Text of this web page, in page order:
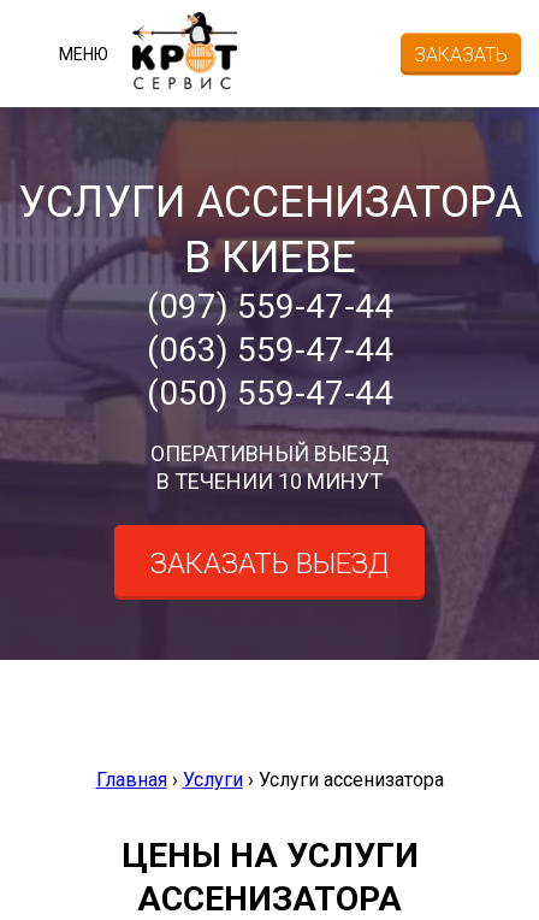
МЕНЮ ЗАКАЗАТЬ
УСЛУГИ АССЕНИЗАТОРА
В КИЕВЕ
(097) 559-47-44
(063) 559-47-44
(050) 559-47-44
ОПЕРАТИВНЫЙ ВЫЕЗД
В ТЕЧЕНИИ 10 МИНУТ
ЗАКАЗАТЬ ВЫЕЗД
Главная› Услуги› Услуги ассенизатора
ЦЕНЫ НА УСЛУГИ
АССЕНИЗАТОРА